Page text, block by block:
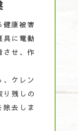
健康被害
具に電動
させ、作
、ケレン
り残しの
去しま